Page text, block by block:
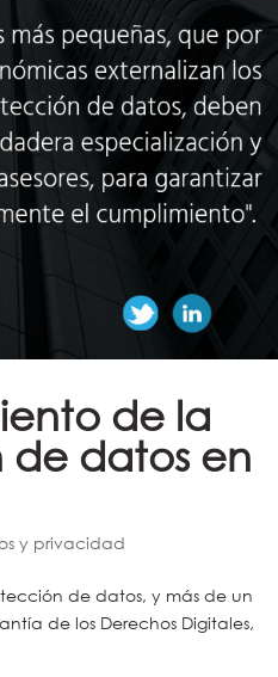
de la
datos en
y privacidad
de datos, y más de un
de los Derechos Digitales,